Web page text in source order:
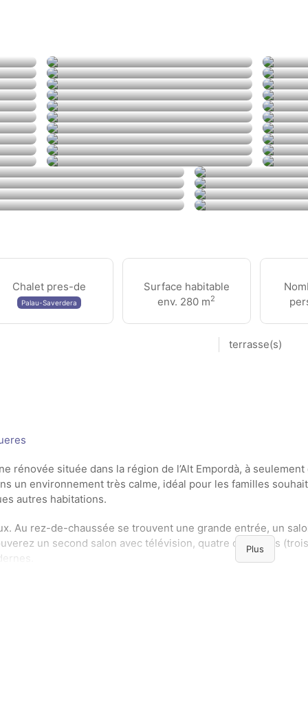
Chalet pres-de
Palau-Saverdera
Surface habitable
env. 280 m2
terrasse(s)
rénovée située dans la région de l’Alt Empordà, à
un environnement très calme, idéal pour les familles
autres habitations.
Au rez-de-chaussée se trouvent une grande entrée, un
un second salon avec télévision, quatre chambres
Plus
de Creus, le parc naturel des Aiguamolls de l’Empordà et
le vélo, les sports nautiques ou l’œnotourisme. La finca
à 10 km de Peralada (domaine viticole et château-casino), à